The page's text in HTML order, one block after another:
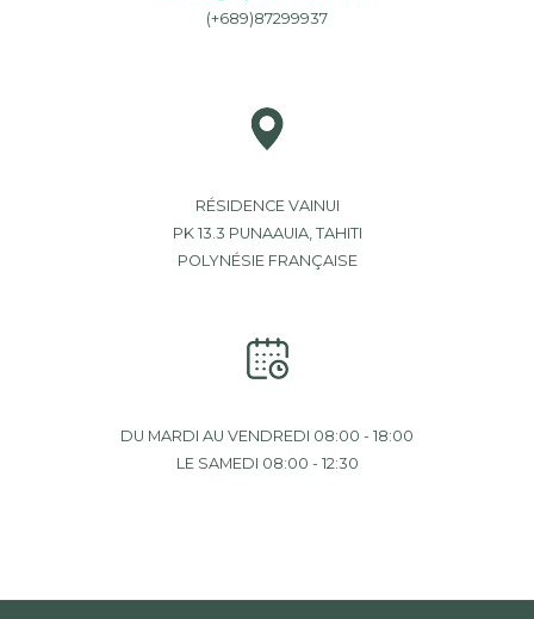
(+689)87299937
RÉSIDENCE VAINUI
PK 13.3 PUNAAUIA, TAHITI
POLYNÉSIE FRANÇAISE
DU MARDI AU VENDREDI 08:00 - 18:00
LE SAMEDI 08:00 - 12:30